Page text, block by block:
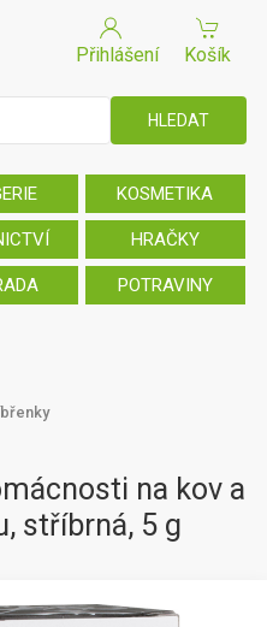
Přihlášení Košík
KOSMETIKA
HRAČKY
POTRAVINY
na kov a
stříbrná, 5 g